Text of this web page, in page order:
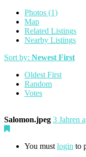
Photos (1)
Map
Related Listings
Nearby Listings
Sort by: Newest First
Oldest First
Random
Votes
Salomon.jpeg 3 Jahren
You must login to